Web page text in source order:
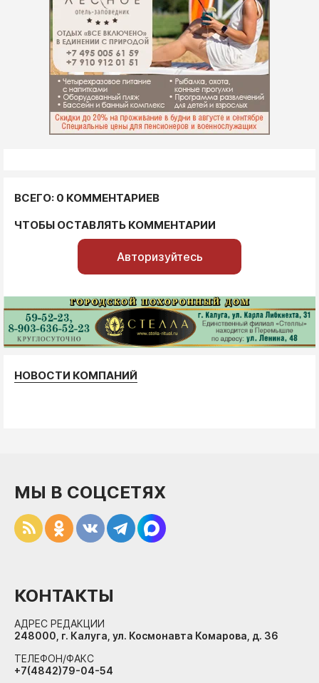
ВСЕГО: 0 КОММЕНТАРИЕВ
ЧТОБЫ ОСТАВЛЯТЬ КОММЕНТАРИИ
Авторизуйтесь
НОВОСТИ КОМПАНИЙ
МЫ В СОЦСЕТЯХ
КОНТАКТЫ
АДРЕС РЕДАКЦИИ
248000, г. Калуга, ул. Космонавта Комарова, д. 36
ТЕЛЕФОН/ФАКС
+7(4842)79-04-54